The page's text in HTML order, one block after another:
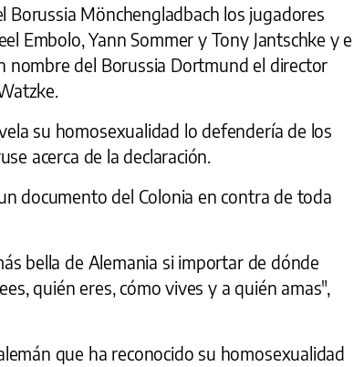
Borussia Mönchengladbach los jugadores
Embolo, Yann Sommer y Tony Jantschke y e
nombre del Borussia Dortmund el director
su homosexualidad lo defendería de los
acerca de la declaración.
documento del Colonia en contra de toda
bella de Alemania si importar de dónde
quién eres, cómo vives y a quién amas",
que ha reconocido su homosexualidad